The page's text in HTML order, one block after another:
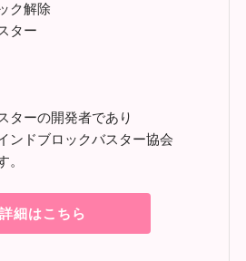
ク解除
ター
ターの開発者であり
ンドブロックバスター協会
。
詳細はこちら